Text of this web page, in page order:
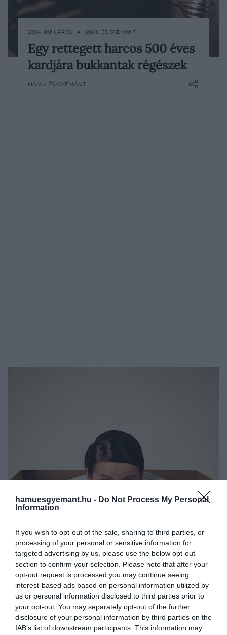
hamuesgyemant.hu - Do Not Process My Personal
Information
If you wish to opt-out of the sale, sharing to third parties, or
processing of your personal or sensitive information for
targeted advertising by us, please use the below opt-out
section to confirm your selection. Please note that after your
opt-out request is processed you may continue seeing
interest-based ads based on personal information utilized by
us or personal information disclosed to third parties prior to
your opt-out. You may separately opt-out of the further
disclosure of your personal information by third parties on the
IAB’s list of downstream participants. This information may
Egy megdöbbentő méretű ősi kardra
találtak rá nemrégiben Svédországban.
2024. JANUÁR 15. ● HAMU ÉS GYÉMÁNT
Egy rettegett harcos 500 éves
kardjára bukkantak régészek
HAMU ÉS GYÉMÁNT
Léteznek olyan fóbiák, amely az
emberiség jelentős részénél fel-
felbukkannak: ilyen többek között a
magasságtól, a pókoktól, a kígyóktól vagy
a tömeg való félelem. A kulturális
2024. JANUÁR 8. ● HAMU ÉS GYÉMÁNT
4 kultúra, ahol egészen bizarr
fóbiákkal küzdenek az
emberek
HAMU ÉS GYÉMÁNT